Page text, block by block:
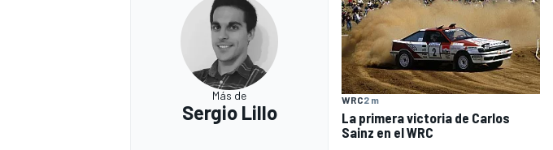
Más de
Sergio Lillo
WRC2 m
La primera victoria de Carlos
Sainz en el WRC